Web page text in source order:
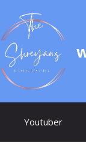
Youtuber